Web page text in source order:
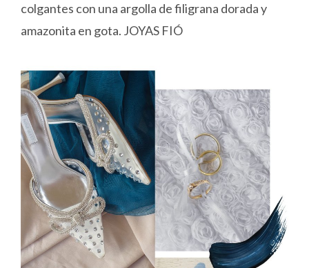
colgantes con una argolla de filigrana dorada y
amazonita en gota. JOYAS FIÓ